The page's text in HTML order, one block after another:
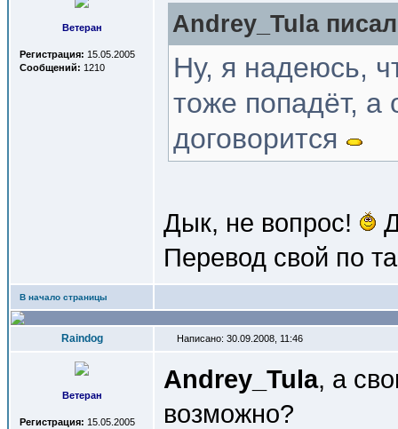
Ветеран
Регистрация: 15.05.2005
Сообщений: 1210
Andrey_Tula
Ну, я надеюсь,
тоже попадёт, а
договорится
Дык, не вопрос!
Перевод свой по
В начало страницы
Raindog Написано: 30.09.2008, 11:46
Ветеран
Регистрация: 15.05.2005
Andrey_Tula, а
возможно?